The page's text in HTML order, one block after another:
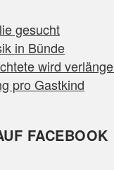
gesucht
in Bünde
wird
pro Gastkind
FACEBOOK